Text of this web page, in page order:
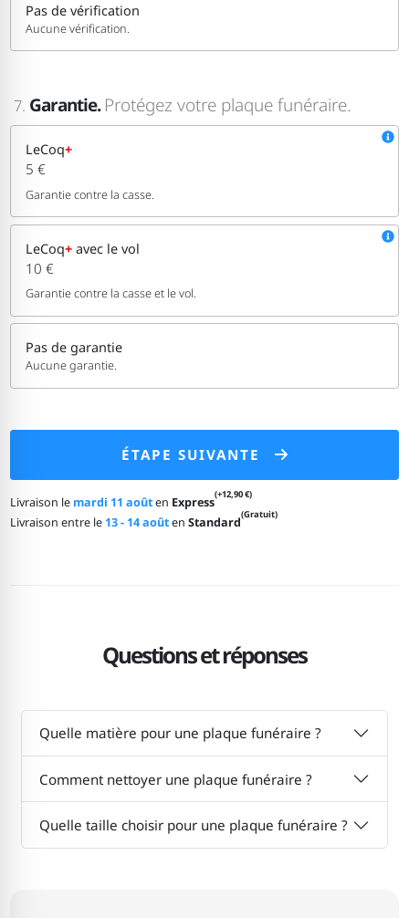
Pas de vérification
Aucune vérification.
7. Garantie. Protégez votre plaque funéraire.
LeCoq+
5 €
Garantie contre la casse.
LeCoq+avec le vol
10 €
Garantie contre la casse et le vol.
Pas de garantie
Aucune garantie.
ÉTAPE SUIVANTE
Livraison le mardi 11 aoûten Express(+12,90 €)
Livraison entre le 13 - 14 aoûtenStandard(Gratuit)
Questions et réponses
Quelle matière pour une plaque funéraire ?
Comment nettoyer une plaque funéraire ?
Quelle taille choisir pour une plaque funéraire ?